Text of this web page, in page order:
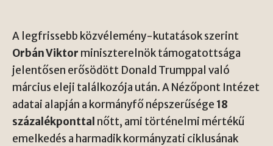
A legfrissebb közvélemény-kutatások szerint
Orbán Viktor miniszterelnök támogatottsága
jelentősen erősödött Donald Trumppal való
március eleji találkozója után. A Nézőpont Intézet
adatai alapján a kormányfő népszerűsége 18
százalékponttal nőtt, ami történelmi mértékű
emelkedés a harmadik kormányzati ciklusának